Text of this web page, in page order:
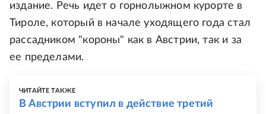
издание. Речь идет о горнолыжном курорте в
Тироле, который в начале уходящего года стал
рассадником "короны" как в Австрии, так и за
ее пределами.
ЧИТАЙТЕ ТАКЖЕ
В Австрии вступил в действие третий